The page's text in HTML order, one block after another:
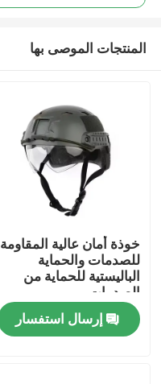
المنزل
المنتجات الموصى بها
خوذة أمان عالية المقاومة
للصدمات والحماية
الباليستية للحماية من
الصدمات
إرسال استفسار